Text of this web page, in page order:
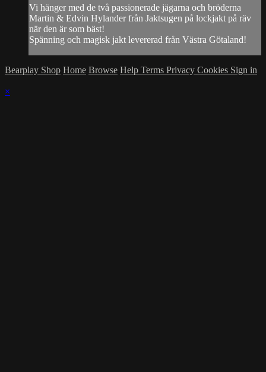
Vi hänger med de två passionerade jägarna och bröderna
Martin & Edvin Hylander från Jaktsugen på lockjakt på räv
när den är som bäst!
Spänning och magisk jakt levererad från Västra Götaland!
Bearplay Shop Home Browse Help Terms Privacy Cookies Sign in
×